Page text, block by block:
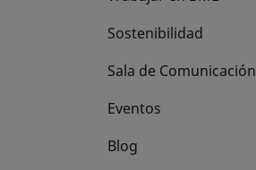
Sostenibilidad
Sala de Comunicación
Eventos
Blog